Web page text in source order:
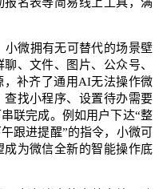
微拥有无可替代的场景壁
、文件、图片、公众号、
补齐了通用AI无法操作微
找小程序、设置待办需要
联完成。例如用户下达“整
跟进提醒”的指令，小微可
成为微信全新的智能操作底